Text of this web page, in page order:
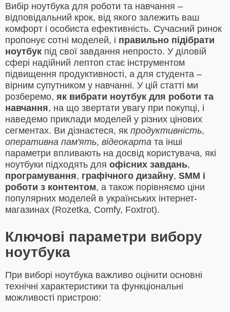
Вибір ноутбука для роботи та навчання –
відповідальний крок, від якого залежить ваш
комфорт і особиста ефективність. Сучасний ринок
пропонує сотні моделей, і правильно підібрати
ноутбук під свої завдання непросто. У діловій
сфері надійний лептоп стає інструментом
підвищення продуктивності, а для студента –
вірним супутником у навчанні. У цій статті ми
розберемо, як вибрати ноутбук для роботи та
навчання, на що звертати увагу при покупці, і
наведемо приклади моделей у різних цінових
сегментах. Ви дізнаєтеся, як продуктивність,
оперативна пам'ять, відеокарта та інші
параметри впливають на досвід користувача, які
ноутбуки підходять для офісних завдань,
програмування, графічного дизайну, SMM і
роботи з контентом, а також порівняємо ціни
популярних моделей в українських інтернет-
магазинах (Rozetka, Comfy, Foxtrot).
Ключові параметри вибору
ноутбука
При виборі ноутбука важливо оцінити основні
технічні характеристики та функціональні
можливості пристрою: